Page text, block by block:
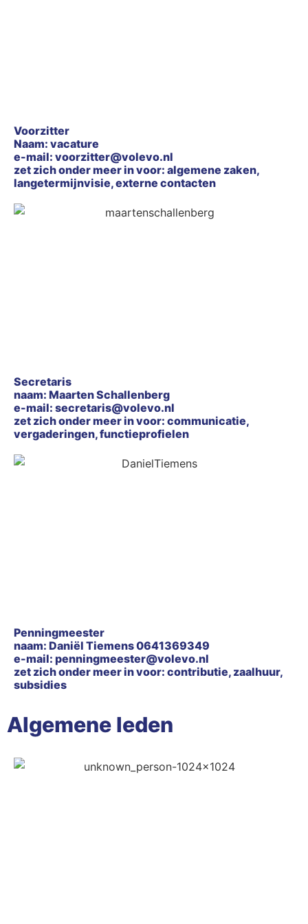
Voorzitter
Naam: vacature
e-mail: voorzitter@volevo.nl
zet zich onder meer in voor: algemene zaken,
langetermijnvisie, externe contacten
Secretaris
naam: Maarten Schallenberg
e-mail: secretaris@volevo.nl
zet zich onder meer in voor: communicatie,
vergaderingen, functieprofielen
Penningmeester
naam: Daniël Tiemens 0641369349
e-mail: penningmeester@volevo.nl
zet zich onder meer in voor: contributie, zaalhuur,
subsidies
Algemene leden